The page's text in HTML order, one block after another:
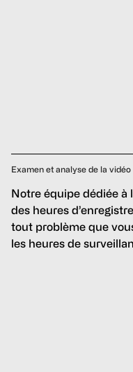
Examen et analyse de la vidéo
Notre équipe dédiée à
des heures
tout problème que
les heures de